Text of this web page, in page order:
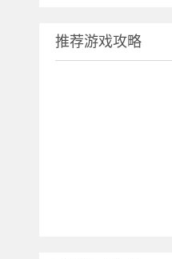
推荐游戏攻略